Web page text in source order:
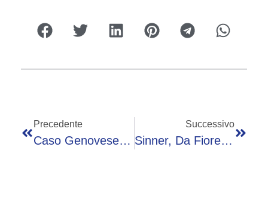
Precedente
Caso Genovese, Sarah Borruso: “Terrazza Sentimento? Provo Vergogna Per Quello Che Ho Fatto”
Successivo
Sinner, Da Fiorello A Tajani: Vip Agli Internazionali. Ma Hasanovic Non C’è